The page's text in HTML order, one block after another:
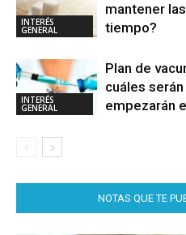
INTERÉS
GENERAL
mantener
tiempo?
INTERÉS
GENERAL
Plan de
cuáles
empezarán
NOTAS QUE TE